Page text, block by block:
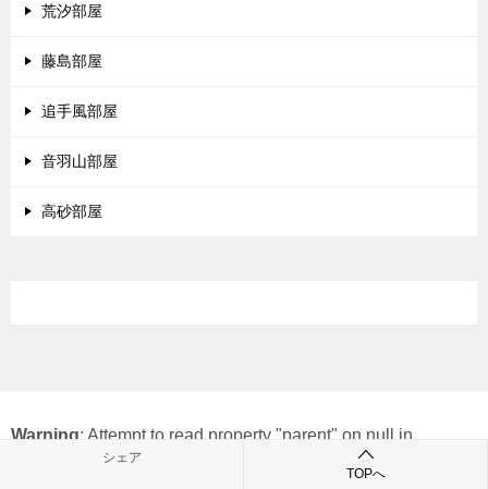
荒汐部屋
藤島部屋
追手風部屋
音羽山部屋
高砂部屋
Warning: Attempt to read property "parent" on null in
/home/c3544444/public_html/katatosi.com/wp-
シェア
TOPへ